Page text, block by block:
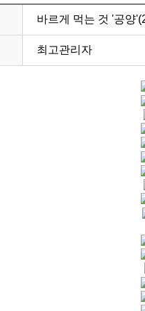
바르게 먹는 것 '공양
최고관리자